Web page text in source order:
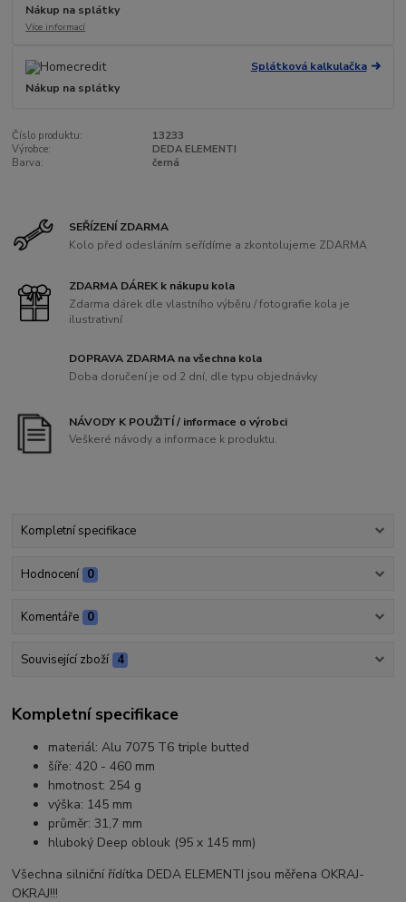
Nákup na splátky
Více informací
Splátková kalkulačka
Nákup na splátky
Číslo produktu:
13233
Výrobce:
DEDA ELEMENTI
Barva:
černá
SEŘÍZENÍ ZDARMA
Kolo před odesláním seřídíme a zkontolujeme ZDARMA
ZDARMA DÁREK k nákupu kola
Zdarma dárek dle vlastního výběru / fotografie kola je
ilustrativní
DOPRAVA ZDARMA na všechna kola
Doba doručení je od 2 dní, dle typu objednávky
NÁVODY K POUŽITÍ / informace o výrobci
Veškeré návody a informace k produktu.
Kompletní specifikace
Hodnocení 0
Komentáře 0
Související zboží 4
Kompletní specifikace
materiál: Alu 7075 T6 triple butted
šíře: 420 - 460 mm
hmotnost: 254 g
výška: 145 mm
průměr: 31,7 mm
hluboký Deep oblouk (95 x 145 mm)
Všechna silniční řídítka DEDA ELEMENTI jsou měřena OKRAJ-
OKRAJ!!!